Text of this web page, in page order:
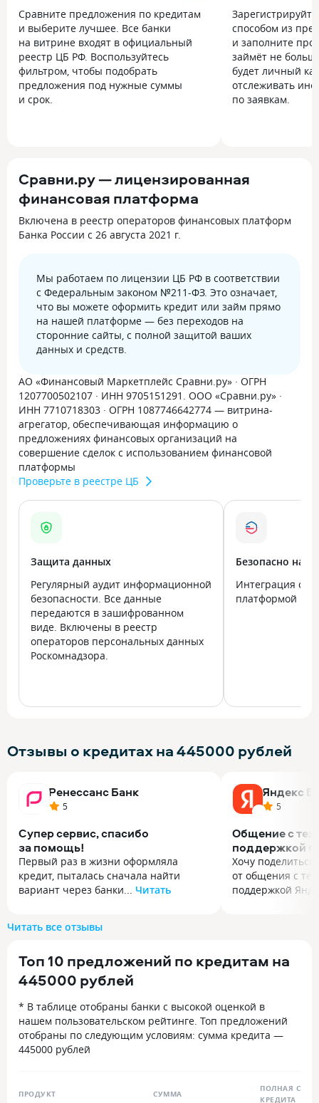
Сравните предложения по кредитам
и выберите лучшее. Все банки
на витрине входят в официальный
реестр ЦБ РФ. Воспользуйтесь
фильтром, чтобы подобрать
предложения под нужные суммы
и срок.
способом из
и заполните
займёт не
будет личный
отслеживать
по заявкам.
Сравни.ру — лицензированная
финансовая платформа
Включена в реестр операторов финансовых платформ
Банка России с 26 августа 2021 г.
Мы работаем по лицензии ЦБ РФ в соответствии
с Федеральным законом №211-ФЗ. Это означает,
что вы можете оформить кредит или займ прямо
на нашей платформе — без переходов на
сторонние сайты, с полной защитой ваших
данных и средств.
АО «Финансовый Маркетплейс Сравни.ру» · ОГРН
1207700502107 · ИНН 9705151291. ООО «Сравни.ру» ·
ИНН 7710718303 · ОГРН 1087746642774 — витрина-
агрегатор, обеспечивающая информацию о
предложениях финансовых организаций на
совершение сделок с использованием финансовой
платформы
Проверьте в реестре ЦБ
Защита данных
Регулярный аудит информационной
безопасности. Все данные
передаются в зашифрованном
виде. Включены в реестр
операторов персональных данных
Роскомнадзора.
Безопасно на
Интеграция с
платформой
Отзывы о кредитах на 445000 рублей
Ренессанс Банк
5
Супер сервис, спасибо
за помощь!
Первый раз в жизни оформляла
кредит, пыталась сначала найти
вариант через банки... Читать
вариант через банки ру, но они
неподходящее время и пытались
постоянно поменять условия — сумму
побольше, срок поменьше, а мне
вообще такое не подходит.
Ну я пошла в Ренессанс, у меня там
так и так дебетовка открыта, хотя бы
знаю что да как. Очереди как всегда,
и готовы помогать. Девочка
Яндекс
5
Общение с
поддержкой
Хочу
от общения с
поддержкой
кредита. Хочу
и
Несмотря на то,
кредитного
четко
Читать все отзывы
Топ 10 предложений по кредитам на
445000 рублей
* В таблице отобраны банки с высокой оценкой в
нашем пользовательском рейтинге. Топ предложений
отобраны по следующим условиям: сумма кредита —
445000 рублей
ПРОДУКТ СУММА
ПОЛНАЯ
КРЕДИТА